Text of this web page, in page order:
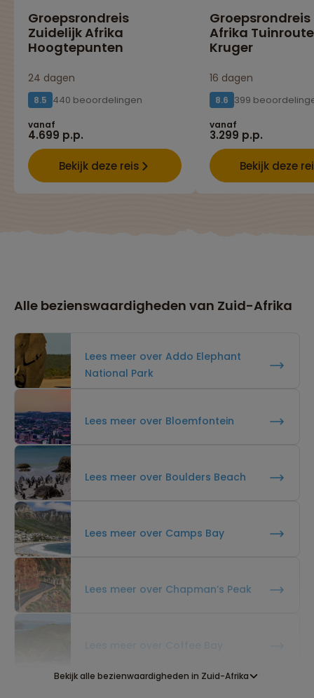
Groepsrondreis
Zuidelijk Afrika
Hoogtepunten
24 dagen
8.5 440 beoordelingen
vanaf
4.699 p.p.
Bekijk deze reis
Afrika
Kruger
16 dagen
8.6 399
vanaf
3.299 p.p.
Bekijk deze
Alle bezienswaardigheden van Zuid-Afrika
Lees meer over Addo Elephant
National Park
Lees meer over Bloemfontein
Lees meer over Boulders Beach
Lees meer over Camps Bay
Lees meer over Chapman’s Peak
Bekijk alle bezienwaardigheden in Zuid-Afrika